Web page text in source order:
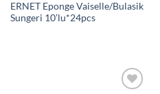
ERNET Eponge Vaiselle/Bulasik
Sungeri 10’lu*24pcs